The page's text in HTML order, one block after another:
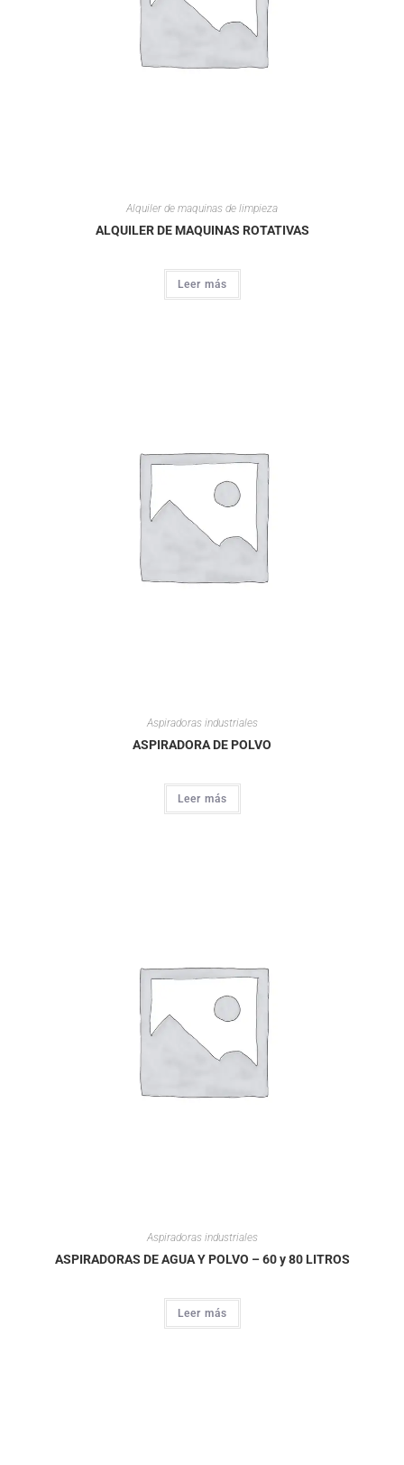
Alquiler de maquinas de limpieza
ALQUILER DE MAQUINAS ROTATIVAS
Leer más
Aspiradoras industriales
ASPIRADORA DE POLVO
Leer más
Aspiradoras industriales
ASPIRADORAS DE AGUA Y POLVO – 60 y 80 LITROS
Leer más